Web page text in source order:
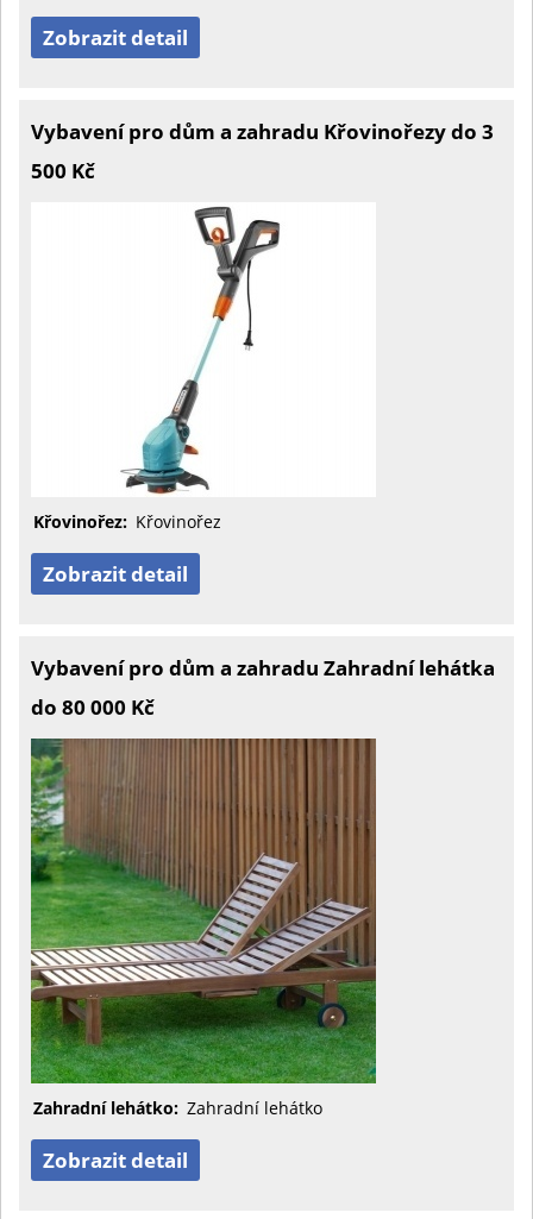
Zobrazit detail
Vybavení pro dům a zahradu Křovinořezy do 3
500 Kč
Křovinořez: Křovinořez
Zobrazit detail
Vybavení pro dům a zahradu Zahradní lehátka
do 80 000 Kč
Zahradní lehátko: Zahradní lehátko
Zobrazit detail